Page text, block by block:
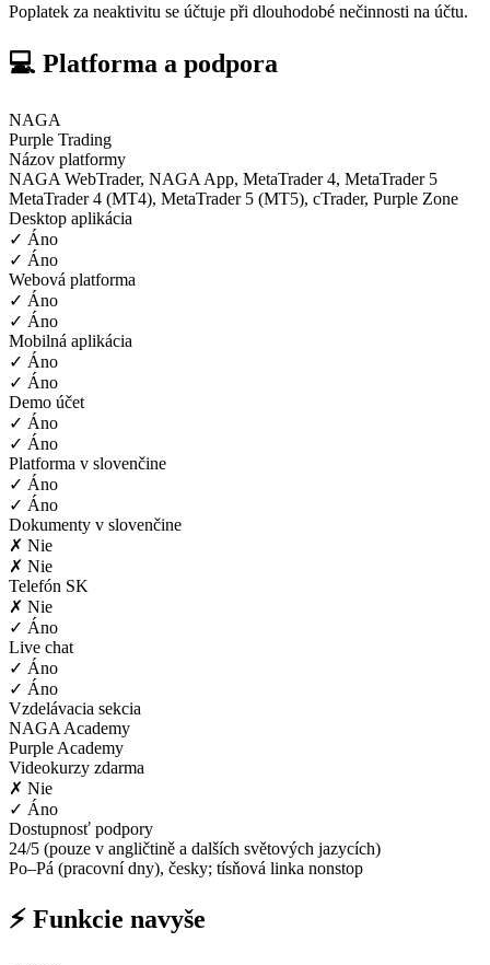
Poplatek za neaktivitu se účtuje při dlouhodobé nečinnosti na účtu.
💻 Platforma a podpora
NAGA
Purple Trading
Názov platformy
NAGA WebTrader, NAGA App, MetaTrader 4, MetaTrader 5
MetaTrader 4 (MT4), MetaTrader 5 (MT5), cTrader, Purple Zone
Desktop aplikácia
✓ Áno
✓ Áno
Webová platforma
✓ Áno
✓ Áno
Mobilná aplikácia
✓ Áno
✓ Áno
Demo účet
✓ Áno
✓ Áno
Platforma v slovenčine
✓ Áno
✓ Áno
Dokumenty v slovenčine
✗ Nie
✗ Nie
Telefón SK
✗ Nie
✓ Áno
Live chat
✓ Áno
✓ Áno
Vzdelávacia sekcia
NAGA Academy
Purple Academy
Videokurzy zdarma
✗ Nie
✓ Áno
Dostupnosť podpory
24/5 (pouze v angličtině a dalších světových jazycích)
Po–Pá (pracovní dny), česky; tísňová linka nonstop
⚡ Funkcie navyše